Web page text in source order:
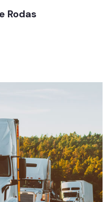
Rodas